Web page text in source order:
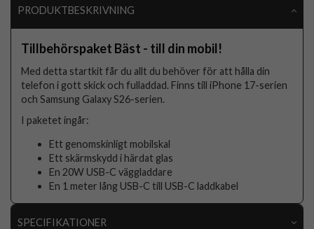
PRODUKTBESKRIVNING
Tillbehörspaket Bäst - till din mobil!
Med detta startkit får du allt du behöver för att hålla din
telefon i gott skick och fulladdad. Finns till iPhone 17-serien
och Samsung Galaxy S26-serien.
I paketet ingår:
Ett genomskinligt mobilskal
Ett skärmskydd i härdat glas
En 20W USB-C väggladdare
En 1 meter lång USB-C till USB-C laddkabel
SPECIFIKATIONER